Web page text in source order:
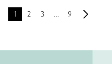
1 2 3 … 9